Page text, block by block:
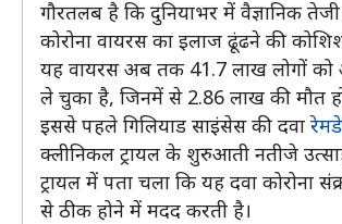
गौरतलब है कि दुनियाभर में वैज्ञानिक
कोरोना वायरस का इलाज ढूंढने की
यह वायरस अब तक 41.7 लाख लोगों
ले चुका है, जिनमें से 2.86 लाख की मौत
इससे पहले गिलियाड साइंसेस की दवा
क्लीनिकल ट्रायल के शुरुआती नतीजे
ट्रायल में पता चला कि यह दवा कोरोना
से ठीक होने में मदद करती है।